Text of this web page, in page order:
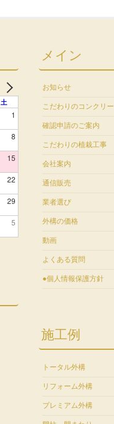
土
1
8
15
22
29
5
メイン
お知らせ
こだわりのコンクリー
確認申請のご案内
こだわりの植栽工事
会社案内
通信販売
業者選び
外構の価格
動画
よくある質問
●個人情報保護方針
施工例
トータル外構
リフォーム外構
プレミアム外構